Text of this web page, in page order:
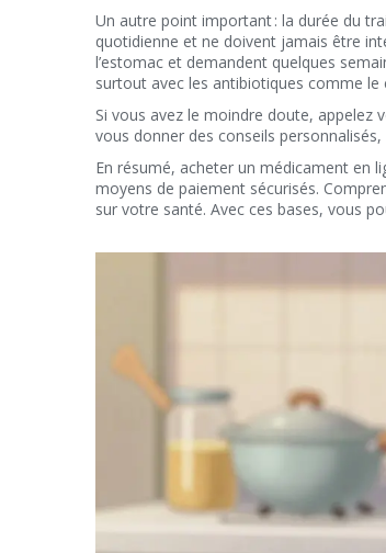
Un autre point important : la durée du
quotidienne et ne doivent jamais être
l’estomac et demandent quelques
surtout avec les antibiotiques comme le
Si vous avez le moindre doute,
vous donner des conseils
En résumé, acheter un médicament en
moyens de paiement sécurisés.
sur votre santé. Avec ces bases, vous